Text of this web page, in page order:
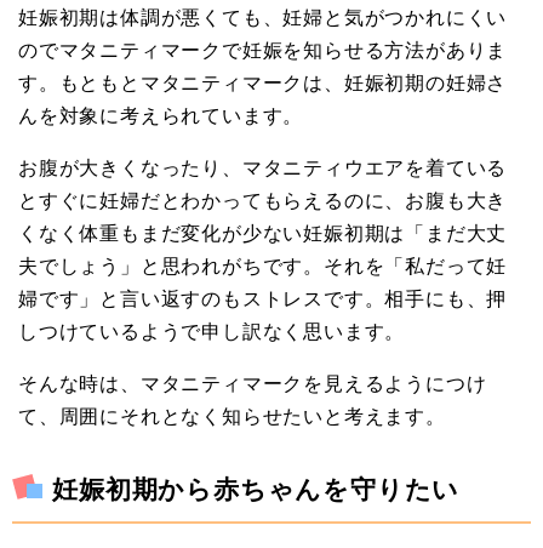
妊娠初期は体調が悪くても、妊婦と気がつかれにくい
のでマタニティマークで妊娠を知らせる方法がありま
す。もともとマタニティマークは、妊娠初期の妊婦さ
んを対象に考えられています。
お腹が大きくなったり、マタニティウエアを着ている
とすぐに妊婦だとわかってもらえるのに、お腹も大き
くなく体重もまだ変化が少ない妊娠初期は「まだ大丈
夫でしょう」と思われがちです。それを「私だって妊
婦です」と言い返すのもストレスです。相手にも、押
しつけているようで申し訳なく思います。
そんな時は、マタニティマークを見えるようにつけ
て、周囲にそれとなく知らせたいと考えます。
妊娠初期から赤ちゃんを守りたい